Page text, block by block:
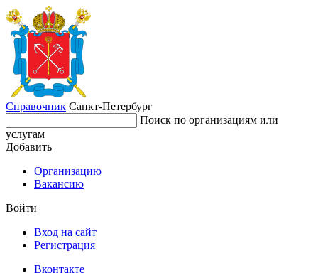
Справочник Санкт-Петербург
Поиск по организациям или
услугам
Добавить
Организацию
Вакансию
Войти
Вход на сайт
Регистрация
Вконтакте